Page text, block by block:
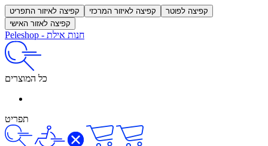
קפיצה לאיזור התפריט קפיצה לאיזור המרכזי
קפיצה לפוטר
קפיצה לאזור האישי
Peleshop - חנות אילת
כל המוצרים
תפריט